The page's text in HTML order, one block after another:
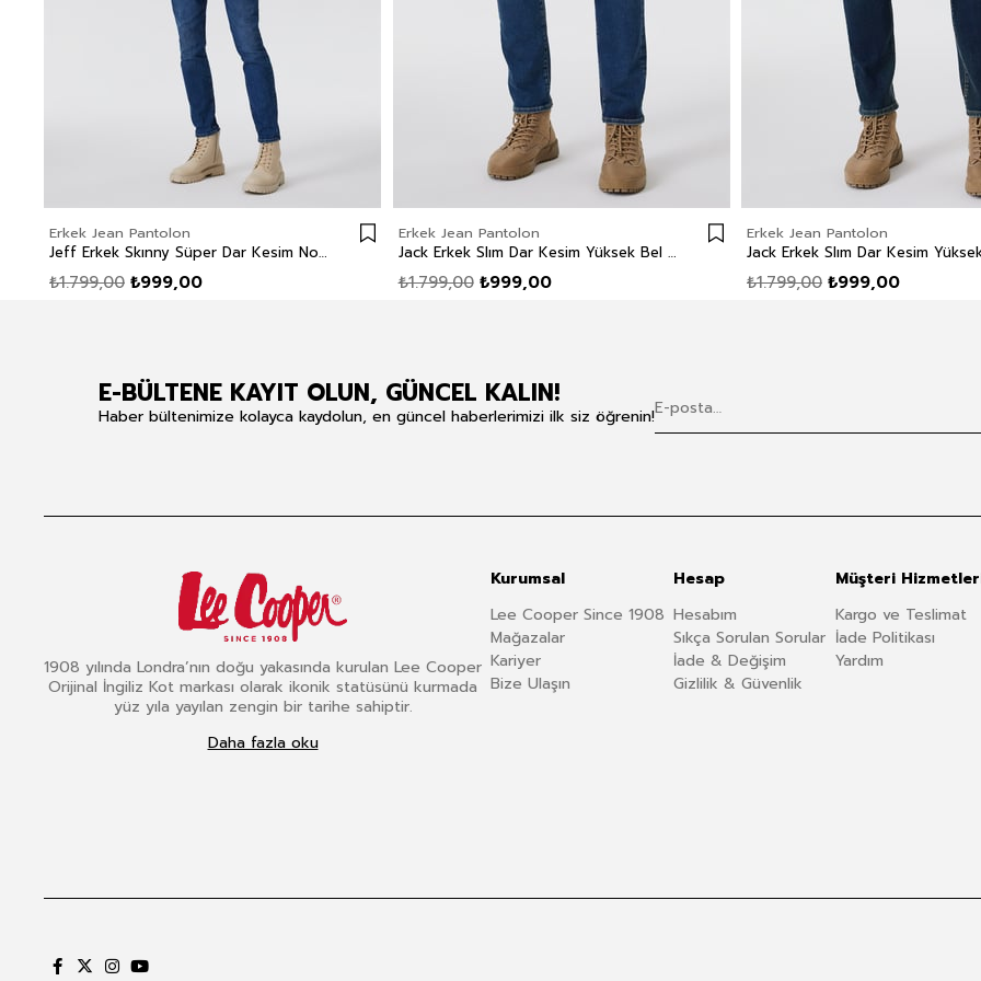
Erkek Jean Pantolon
Jeff Erkek Skınny Süper Dar Kesim Normal Bel Dar Paça Jean Pantolon Mavi
₺999,00
₺1.799,00
Erkek Jean Pantolon
Jack Erkek Slım Dar Kesim Yüksek Bel Dar Paça Jean Pantolon Mavi
₺999,00
₺1.799,00
Erkek Jean Pantolon
₺999,00
₺1.799,00
E-BÜLTENE KAYIT OLUN, GÜNCEL KALIN!
Haber bültenimize kolayca kaydolun, en güncel haberlerimizi ilk siz öğrenin!
1908 yılında Londra’nın doğu yakasında kurulan Lee Cooper
Orijinal İngiliz Kot markası olarak ikonik statüsünü kurmada
yüz yıla yayılan zengin bir tarihe sahiptir.
Daha fazla oku
Kurumsal
Lee Cooper Since 1908
Mağazalar
Kariyer
Bize Ulaşın
Hesap
Hesabım
Sıkça Sorulan Sorular
İade & Değişim
Gizlilik & Güvenlik
Müşteri
Kargo ve Teslimat
İade Politikası
Yardım